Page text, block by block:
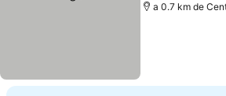
a 0.7 km de